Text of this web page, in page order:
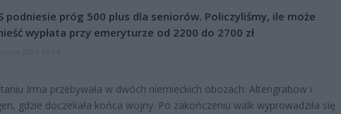
podniesie próg 500 plus dla seniorów. Policzyliśmy, ile może
wypłata przy emeryturze od 2200 do 2700 zł
Irma przebywała w dwóch niemieckich obozach: Altengrabow i
gdzie doczekała końca wojny. Po zakończeniu walk wyprowadziła się